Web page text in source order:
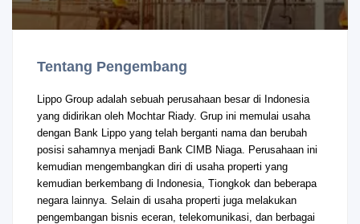
Tentang Pengembang
Lippo Group adalah sebuah perusahaan besar di Indonesia
yang didirikan oleh Mochtar Riady. Grup ini memulai usaha
dengan Bank Lippo yang telah berganti nama dan berubah
posisi sahamnya menjadi Bank CIMB Niaga. Perusahaan ini
kemudian mengembangkan diri di usaha properti yang
kemudian berkembang di Indonesia, Tiongkok dan beberapa
negara lainnya. Selain di usaha properti juga melakukan
pengembangan bisnis eceran, telekomunikasi, dan berbagai